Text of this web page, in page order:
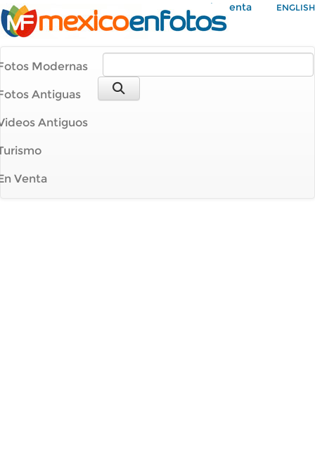
Mi Cuenta ENGLISH
Modernas
Antiguas
Antiguos
Venta